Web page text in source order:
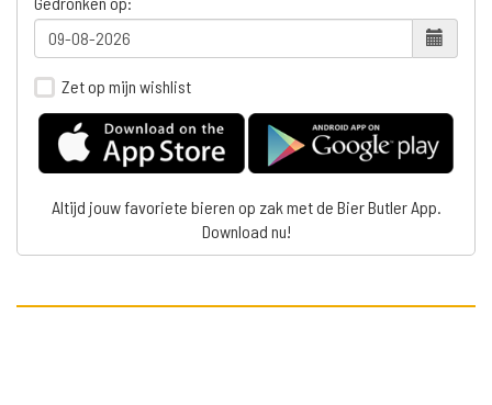
Zet op mijn wishlist
Altijd jouw favoriete bieren op zak met de Bier Butler App.
Download nu!